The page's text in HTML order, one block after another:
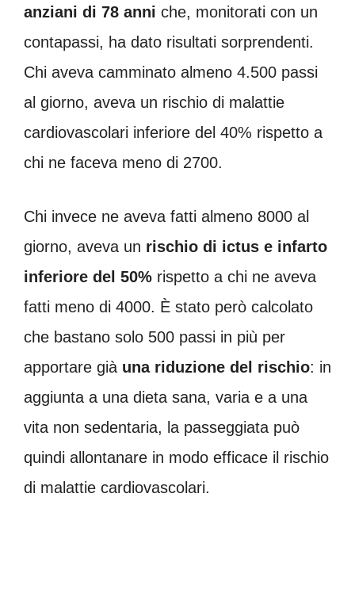
anziani di 78 anni che, monitorati con un
contapassi, ha dato risultati sorprendenti.
Chi aveva camminato almeno 4.500 passi
al giorno, aveva un rischio di malattie
cardiovascolari inferiore del 40% rispetto a
chi ne faceva meno di 2700.
Chi invece ne aveva fatti almeno 8000 al
giorno, aveva un rischio di ictus e infarto
inferiore del 50% rispetto a chi ne aveva
fatti meno di 4000. È stato però calcolato
che bastano solo 500 passi in più per
apportare già una riduzione del rischio: in
aggiunta a una dieta sana, varia e a una
vita non sedentaria, la passeggiata può
quindi allontanare in modo efficace il rischio
di malattie cardiovascolari.